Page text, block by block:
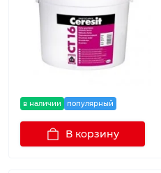
в наличии популярный
В корзину